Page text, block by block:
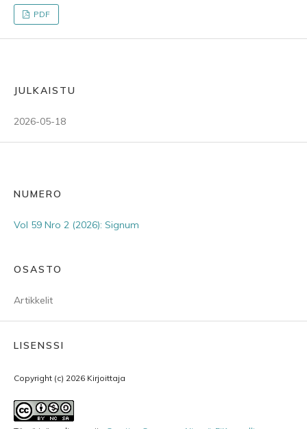
PDF
JULKAISTU
2026-05-18
NUMERO
Vol 59 Nro 2 (2026): Signum
OSASTO
Artikkelit
LISENSSI
Copyright (c) 2026 Kirjoittaja